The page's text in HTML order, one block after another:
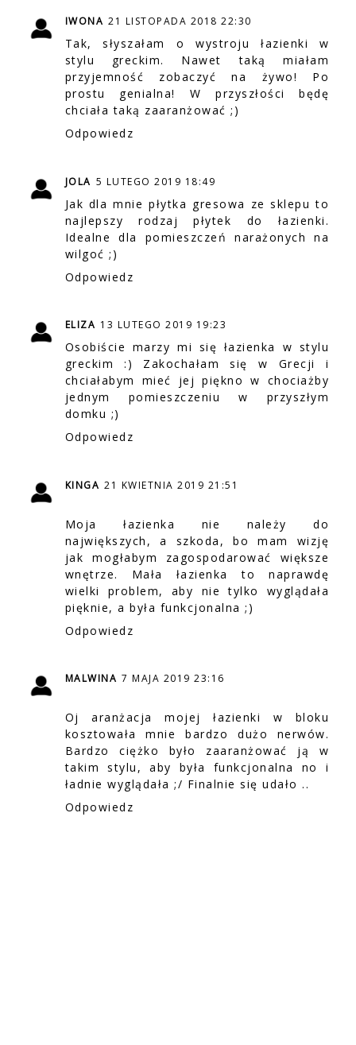
IWONA 21 LISTOPADA 2018 22:30
Tak, słyszałam o wystroju łazienki w
stylu greckim. Nawet taką miałam
przyjemność zobaczyć na żywo! Po
prostu genialna! W przyszłości będę
chciała taką zaaranżować ;)
Odpowiedz
JOLA 5 LUTEGO 2019 18:49
Jak dla mnie płytka gresowa ze sklepu to
najlepszy rodzaj płytek do łazienki.
Idealne dla pomieszczeń narażonych na
wilgoć ;)
Odpowiedz
ELIZA 13 LUTEGO 2019 19:23
Osobiście marzy mi się łazienka w stylu
greckim :) Zakochałam się w Grecji i
chciałabym mieć jej piękno w chociażby
jednym pomieszczeniu w przyszłym
domku ;)
Odpowiedz
KINGA 21 KWIETNIA 2019 21:51
Moja łazienka nie należy do
największych, a szkoda, bo mam wizję
jak mogłabym zagospodarować większe
wnętrze. Mała łazienka to naprawdę
wielki problem, aby nie tylko wyglądała
pięknie, a była funkcjonalna ;)
Odpowiedz
MALWINA 7 MAJA 2019 23:16
Oj aranżacja mojej łazienki w bloku
kosztowała mnie bardzo dużo nerwów.
Bardzo ciężko było zaaranżować ją w
takim stylu, aby była funkcjonalna no i
ładnie wyglądała ;/ Finalnie się udało ..
Odpowiedz